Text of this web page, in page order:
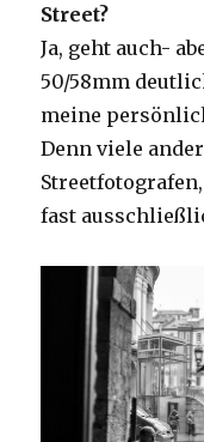
Street?
Ja, geht auch-
50/58mm
meine
Denn viele
fast